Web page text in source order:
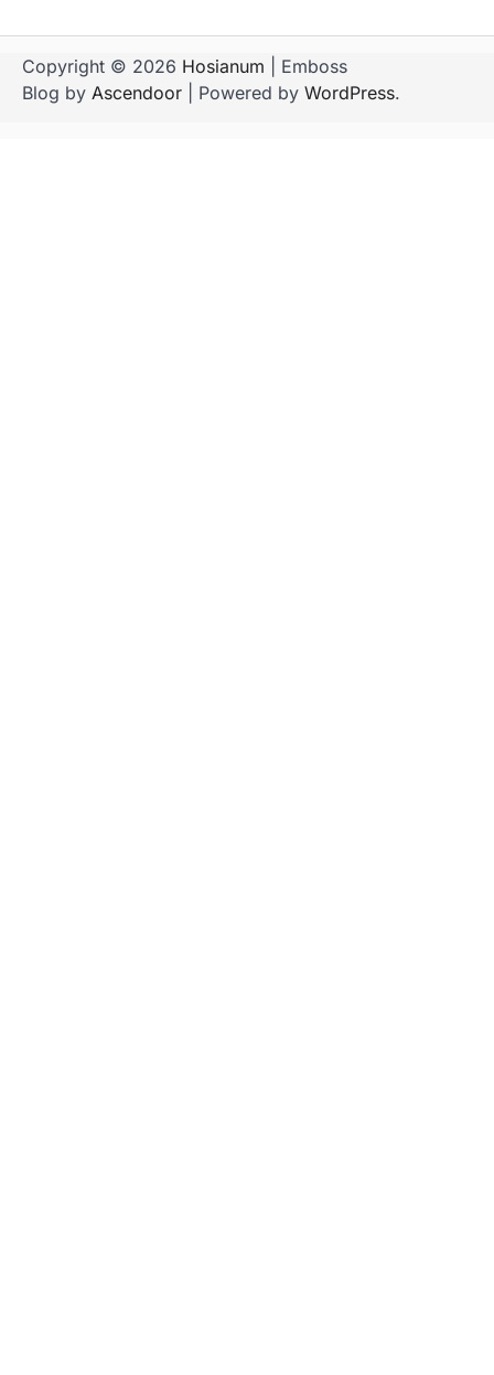
Copyright © 2026 Hosianum | Emboss
Blog by Ascendoor | Powered by WordPress.